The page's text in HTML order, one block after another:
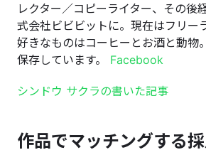
レクター／コピーライター、その後
式会社ビビビットに。現在はフリー
好きなものはコーヒーとお酒と動物
保存しています。 Facebook
シンドウ サクラの書いた記事
作品でマッチングする